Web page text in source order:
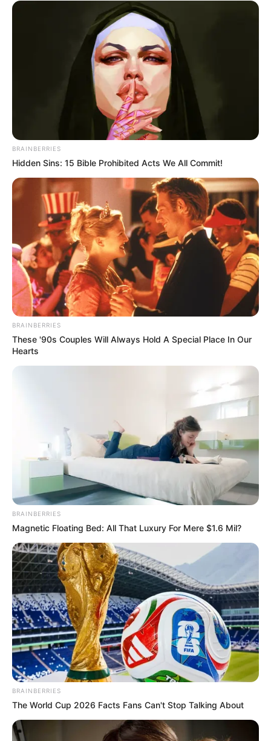
BRAINBERRIES
Hidden Sins: 15 Bible Prohibited Acts We All Commit!
BRAINBERRIES
These '90s Couples Will Always Hold A Special Place In Our
Hearts
BRAINBERRIES
Magnetic Floating Bed: All That Luxury For Mere $1.6 Mil?
BRAINBERRIES
The World Cup 2026 Facts Fans Can't Stop Talking About